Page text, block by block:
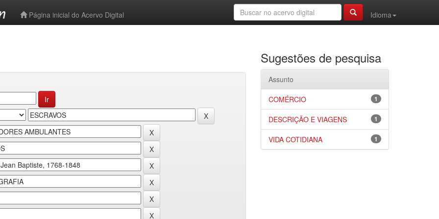
Página inicial do Acervo Digital
Idioma
Sugestões de pesquisa
Assunto
1
COMÉRCIO
1
DESCRIÇÃO E VIAGENS
1
VIDA COTIDIANA